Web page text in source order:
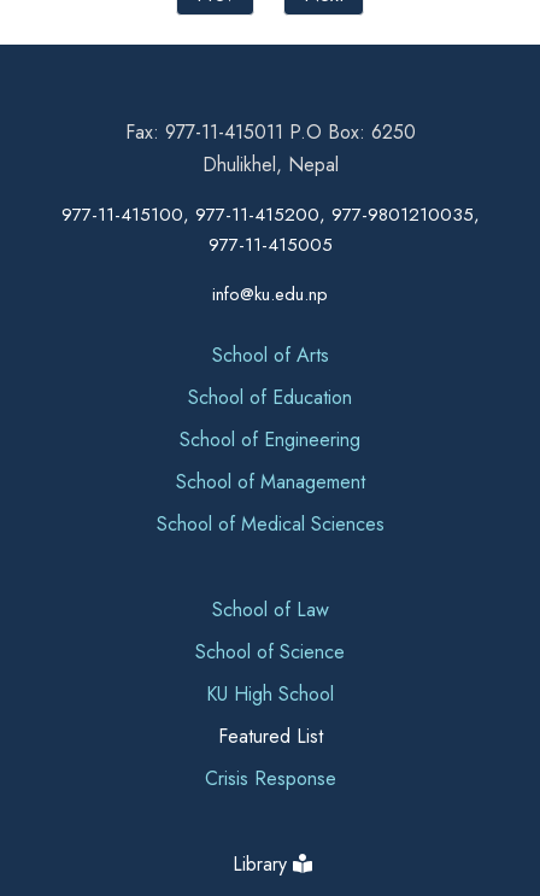
Fax: 977-11-415011 P.O Box: 6250
Dhulikhel, Nepal
977-11-415100, 977-11-415200, 977-9801210035,
977-11-415005
info@ku.edu.np
School of Arts
School of Education
School of Engineering
School of Management
School of Medical Sciences
School of Law
School of Science
KU High School
Featured List
Crisis Response
Library